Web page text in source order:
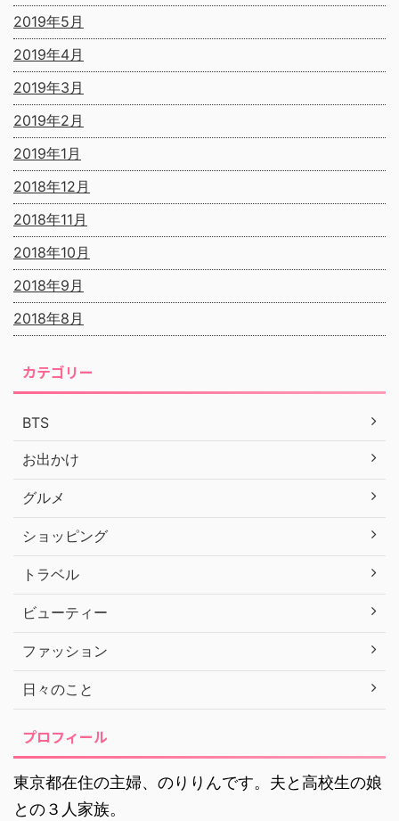
2019年5月
2019年4月
2019年3月
2019年2月
2019年1月
2018年12月
2018年11月
2018年10月
2018年9月
2018年8月
カテゴリー
BTS
お出かけ
グルメ
ショッピング
トラベル
ビューティー
ファッション
日々のこと
プロフィール
東京都在住の主婦、のりりんです。夫と高校生の娘
との３人家族。